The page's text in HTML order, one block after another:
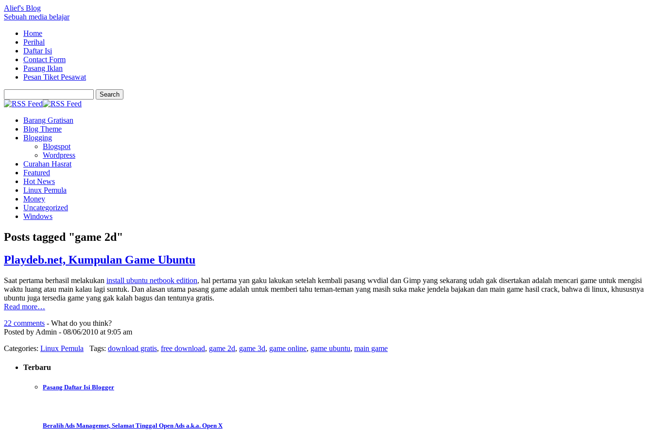
Alief's Blog
Sebuah media belajar
Home
Perihal
Daftar Isi
Contact Form
Pasang Iklan
Pesan Tiket Pesawat
Barang Gratisan
Blog Theme
Blogging
Blogspot
Wordpress
Curahan Hasrat
Featured
Hot News
Linux Pemula
Money
Uncategorized
Windows
Posts tagged "game 2d"
Playdeb.net, Kumpulan Game Ubuntu
Saat pertama berhasil melakukan install ubuntu netbook edition, hal pertama yan gaku lakukan setelah kembali pasang wvdial dan Gimp yang sekarang udah gak disertakan adalah mencari game untuk mengisi
waktu luang atau main kalau lagi suntuk. Dan alasan utama pasang game adalah untuk memberi tahu teman-teman yang masih suka make jendela bajakan dan main game hasil crack, bahwa di linux, khususnya
ubuntu juga tersedia game yang gak kalah bagus dan tentunya gratis.
Read more…
22 comments - What do you think?
Posted by Admin - 08/06/2010 at 9:05 am
Categories: Linux Pemula Tags: download gratis, free download, game 2d, game 3d, game online, game ubuntu, main game
Terbaru
Pasang Daftar Isi Blogger
Beralih Ads Managemet, Selamat Tinggal Open Ads a.k.a. Open X